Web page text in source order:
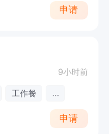
申请
9小时前
工作餐 ...
申请